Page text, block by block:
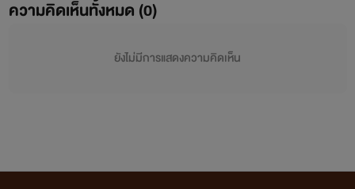
ความคิดเห็นทั้งหมด (0)
ยังไม่มีการแสดงความคิดเห็น